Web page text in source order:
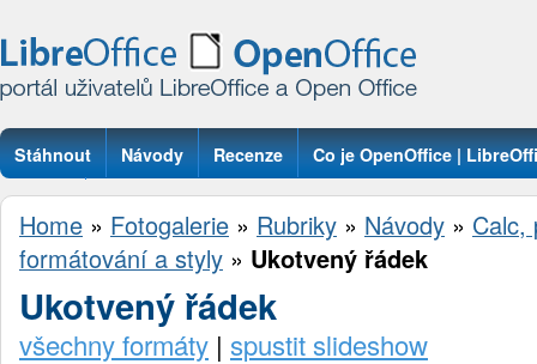
Stáhnout Návody Recenze Co je OpenOffice |
Otázky
Home » Fotogalerie » Rubriky » Návody » Calc,
formátování a styly » Ukotvený řádek
Ukotvený řádek
všechny formáty | spustit slideshow